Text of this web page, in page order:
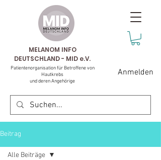
MELANOM INFO
DEUTSCHLAND - MID e.V.
Patientenorganisation für Betroffene von
Hautkrebs
und deren Angehörige
Anmelden
Beitrag
Alle Beiträge